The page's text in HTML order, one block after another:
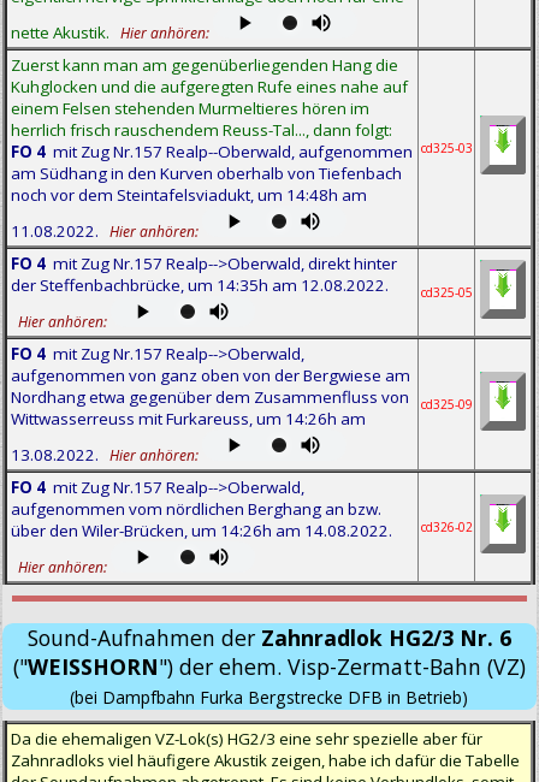
nette Akustik.
Hier anhören:
Zuerst kann man am gegenüberliegenden Hang die
Kuhglocken und die aufgeregten Rufe eines nahe auf
einem Felsen stehenden Murmeltieres hören im
herrlich frisch rauschendem Reuss-Tal..., dann folgt:
FO 4 mit Zug Nr.157 Realp--Oberwald, aufgenommen
am Südhang in den Kurven oberhalb von Tiefenbach
noch vor dem Steintafelsviadukt, um 14:48h am
11.08.2022.
Hier anhören:
cd325-03
FO 4 mit Zug Nr.157 Realp-->Oberwald, direkt hinter
der Steffenbachbrücke, um 14:35h am 12.08.2022.
Hier anhören:
cd325-05
FO 4 mit Zug Nr.157 Realp-->Oberwald,
aufgenommen von ganz oben von der Bergwiese am
Nordhang etwa gegenüber dem Zusammenfluss von
Wittwasserreuss mit Furkareuss, um 14:26h am
13.08.2022.
Hier anhören:
cd325-09
FO 4 mit Zug Nr.157 Realp-->Oberwald,
aufgenommen vom nördlichen Berghang an bzw.
über den Wiler-Brücken, um 14:26h am 14.08.2022.
Hier anhören:
cd326-02
Sound-Aufnahmen derZahnradlok HG2/3 Nr. 6
("WEISSHORN") der ehem. Visp-Zermatt-Bahn (VZ)
(bei Dampfbahn Furka Bergstrecke DFB in Betrieb)
Da die ehemaligen VZ-Lok(s) HG2/3 eine sehr spezielle aber für
Zahnradloks viel häufigere Akustik zeigen, habe ich dafür die Tabelle